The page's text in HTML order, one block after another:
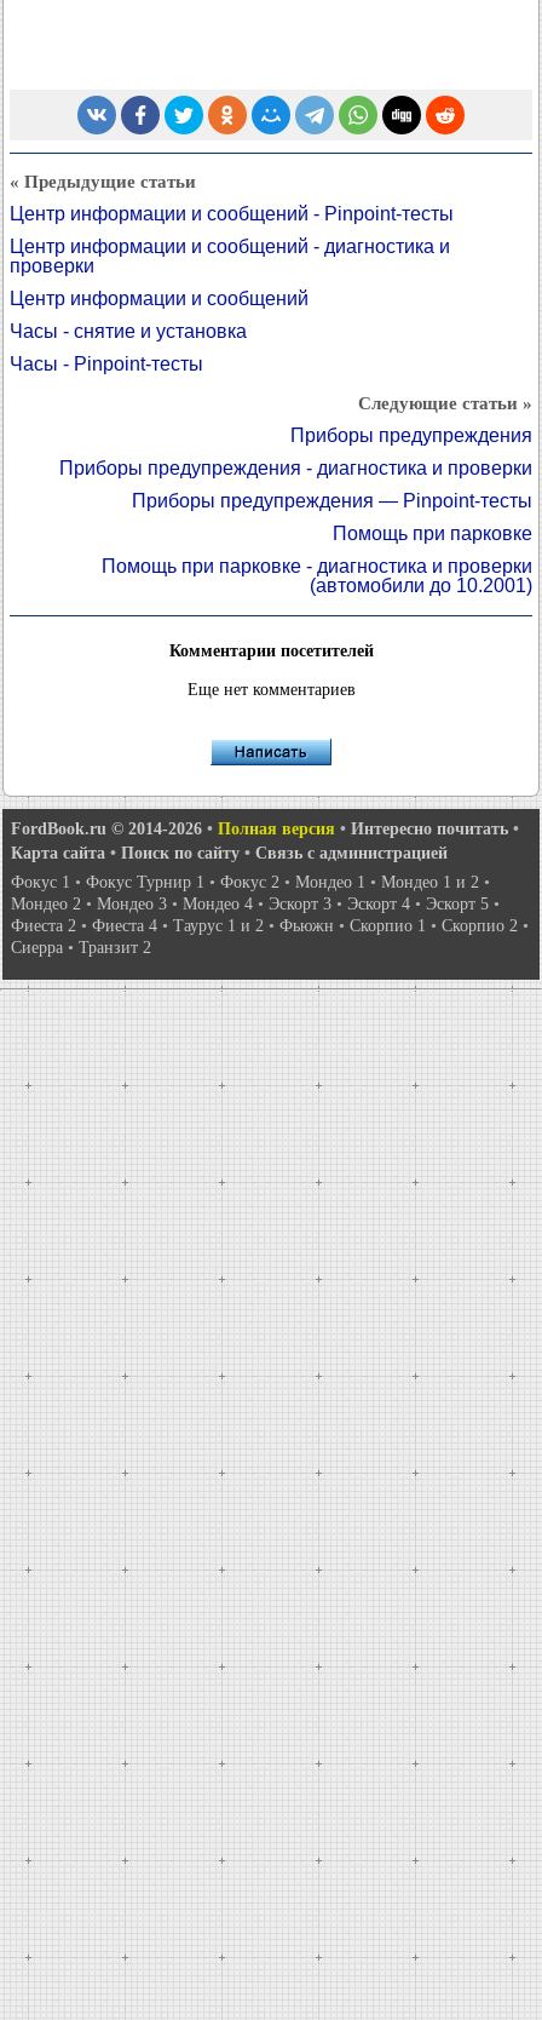
« Предыдущие статьи
Центр информации и сообщений - Pinpoint-тесты
Центр информации и сообщений - диагностика и
проверки
Центр информации и сообщений
Часы - снятие и установка
Часы - Pinpoint-тесты
Следующие статьи »
Приборы предупреждения
Приборы предупреждения - диагностика и проверки
Приборы предупреждения — Pinpoint-тесты
Помощь при парковке
Помощь при парковке - диагностика и проверки
(автомобили до 10.2001)
Комментарии посетителей
Еще нет комментариев
FordBook.ru © 2014-2026 • Полная версия • Интересно почитать •
Карта сайта • Поиск по сайту • Связь с администрацией
Фокус 1 • Фокус Турнир 1 • Фокус 2 • Мондео 1 • Мондео 1 и 2 •
Мондео 2 • Мондео 3 • Мондео 4 • Эскорт 3 • Эскорт 4 • Эскорт 5 •
Фиеста 2 • Фиеста 4 • Таурус 1 и 2 • Фьюжн • Скорпио 1 • Скорпио 2 •
Сиерра • Транзит 2